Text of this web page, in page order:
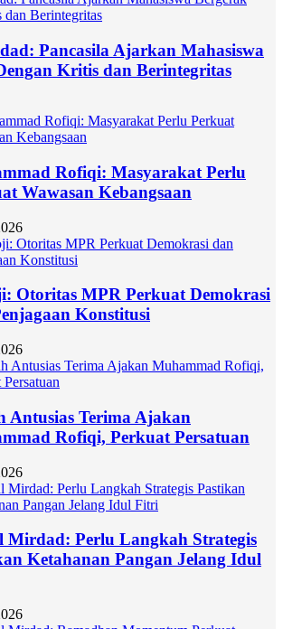
Pancasila Ajarkan Mahasiswa
Kritis dan Berintegritas
Rofiqi: Masyarakat Perlu
Wawasan Kebangsaan
Otoritas MPR Perkuat Demokrasi
Konstitusi
Antusias Terima Ajakan
Rofiqi, Perkuat Persatuan
Mirdad: Perlu Langkah Strategis
Ketahanan Pangan Jelang Idul